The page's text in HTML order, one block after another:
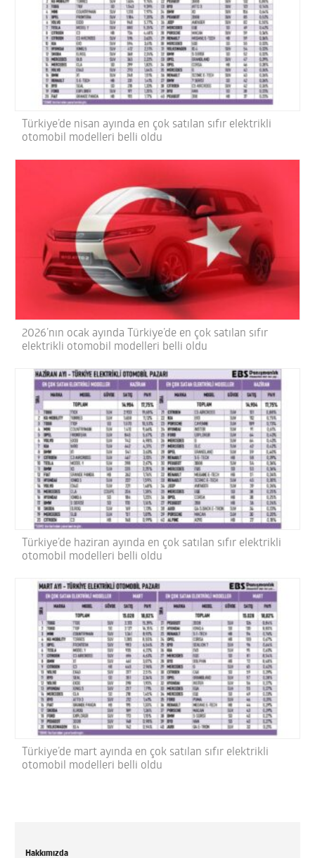
Türkiye’de nisan ayında en çok satılan sıfır elektrikli
otomobil modelleri belli oldu
2026’nın ocak ayında Türkiye’de en çok satılan sıfır
elektrikli otomobil modelleri belli oldu
Türkiye’de haziran ayında en çok satılan sıfır elektrikli
otomobil modelleri belli oldu
Türkiye’de mart ayında en çok satılan sıfır elektrikli
otomobil modelleri belli oldu
Hakkımızda